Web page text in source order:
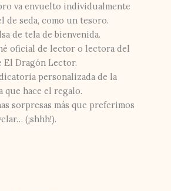
va envuelto individualmente
de seda, como un tesoro.
de tela de bienvenida.
oficial de lector o lectora del
El Dragón Lector.
personalizada de la
que hace el regalo.
sorpresas más que preferimos
(¡shhh!).